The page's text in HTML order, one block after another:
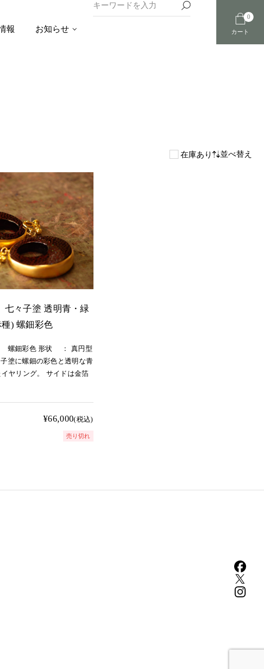
カート
0
報 お知らせ
並べ替え
在庫あり
七々子塗 透明青・緑
) 螺鈿彩色
鈿彩色 形状 ： 真円型
に螺鈿の彩色と透明な青
ヤリング。 サイドは金箔
¥66,000(税込)
売り切れ